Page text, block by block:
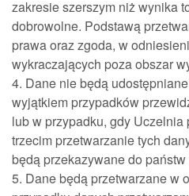
zakresie szerszym niż wynika
dobrowolne. Podstawą
prawa oraz zgoda, w
wykraczających poza obszar
4. Dane nie będą
wyjątkiem przypadków
lub w przypadku, gdy
trzecim przetwarzanie tych
będą przekazywane do państw
5. Dane będą przetwarzane w